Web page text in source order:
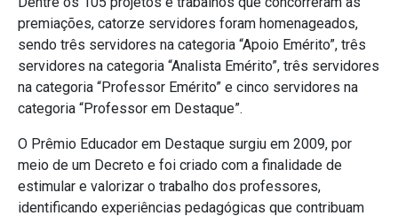
premiações, catorze servidores foram homenageados,
sendo três servidores na categoria “Apoio Emérito”, três
servidores na categoria “Analista Emérito”, três servidores
na categoria “Professor Emérito” e cinco servidores na
categoria “Professor em Destaque”.
O Prêmio Educador em Destaque surgiu em 2009, por
meio de um Decreto e foi criado com a finalidade de
estimular e valorizar o trabalho dos professores,
identificando experiências pedagógicas que contribuam